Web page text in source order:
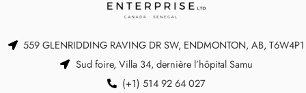
559 GLENRIDDING RAVING DR SW, ENDMONTON, AB, T6W4P1
Sud foire, Villa 34, dernière l’hôpital Samu
(+1) 514 92 64 027